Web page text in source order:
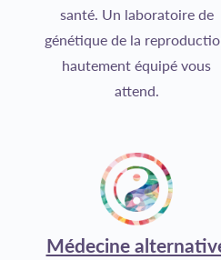
santé. Un laboratoire de
génétique de la
hautement équipé vous
attend.
Médecine